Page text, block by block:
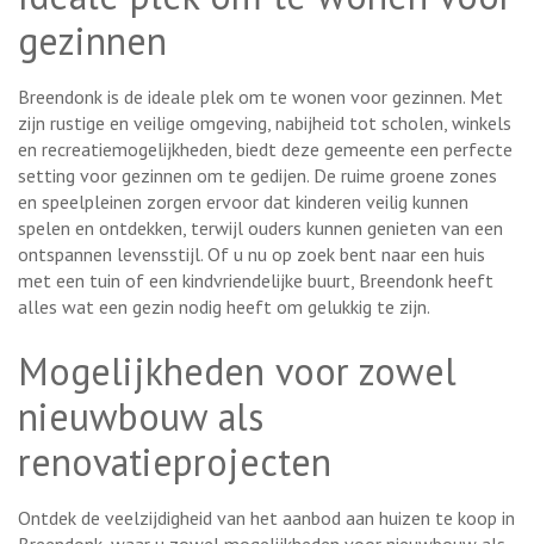
gezinnen
Breendonk is de ideale plek om te wonen voor gezinnen. Met
zijn rustige en veilige omgeving, nabijheid tot scholen, winkels
en recreatiemogelijkheden, biedt deze gemeente een perfecte
setting voor gezinnen om te gedijen. De ruime groene zones
en speelpleinen zorgen ervoor dat kinderen veilig kunnen
spelen en ontdekken, terwijl ouders kunnen genieten van een
ontspannen levensstijl. Of u nu op zoek bent naar een huis
met een tuin of een kindvriendelijke buurt, Breendonk heeft
alles wat een gezin nodig heeft om gelukkig te zijn.
Mogelijkheden voor zowel
nieuwbouw als
renovatieprojecten
Ontdek de veelzijdigheid van het aanbod aan huizen te koop in